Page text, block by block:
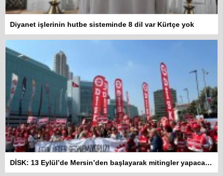
Diyanet işlerinin hutbe sisteminde 8 dil var Kürtçe yok
DİSK: 13 Eylül’de Mersin’den başlayarak mitingler yapacağız